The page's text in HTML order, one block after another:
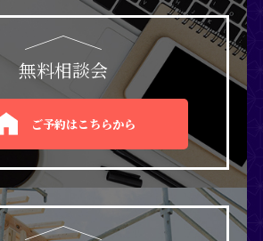
無料相談会
ご予約はこちらから